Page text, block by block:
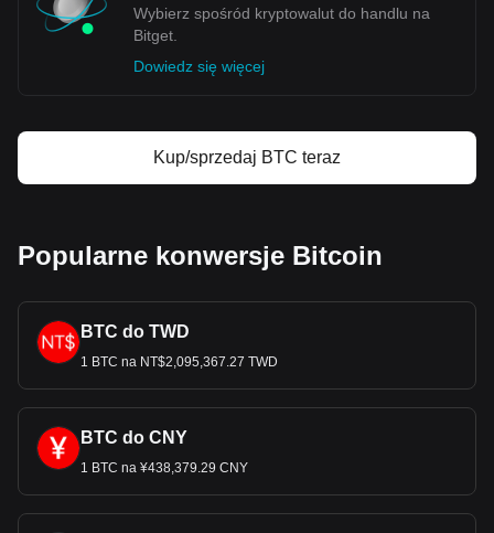
Wybierz spośród kryptowalut do handlu na
Bitget.
Dowiedz się więcej
Kup/sprzedaj BTC teraz
Popularne konwersje Bitcoin
BTC do TWD
1 BTC na NT$2,095,367.27 TWD
BTC do CNY
1 BTC na ¥438,379.29 CNY